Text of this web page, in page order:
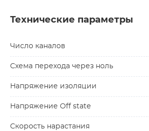
Технические параметры
Число каналов
Схема перехода через ноль
Напряжение изоляции
Напряжение Off state
Скорость нарастания